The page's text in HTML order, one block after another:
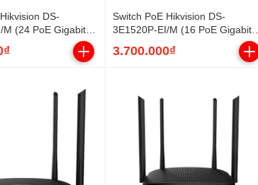
DS-
(24 PoE Gigabit, 2
2 SFP, 230W)
Switch PoE Hikvision DS-
3E1520P-EI/M (16 PoE Gigabit, 2
uplink Gigabit, 2 SFP, 125W)
3.700.000₫